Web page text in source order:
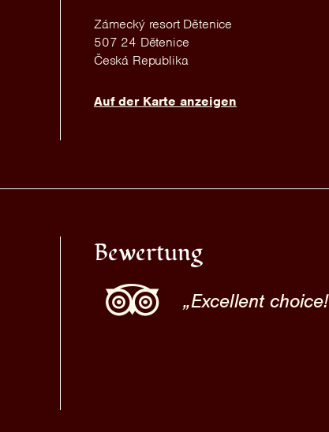
Zámecký resort Dětenice
507 24 Dětenice
Česká Republika
Auf der Karte anzeigen
Bewertung
Excellent choice!